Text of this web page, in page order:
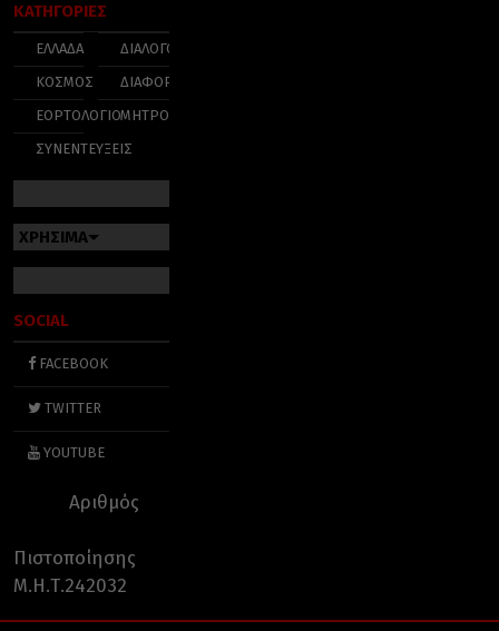
ΚΑΤΗΓΟΡΙΕΣ
ΕΛΛΑΔΑ
ΚΟΣΜΟΣ
ΕΟΡΤΟΛΟΓΙΟ
ΣΥΝΕΝΤΕΥΞΕΙΣ
ΔΙΑΛΟΓΟΣ
ΔΙΑΦΟΡΑ
ΜΗΤΡΟΠΟΛΕΙΣ
ΧΡΗΣΙΜΑ
SOCIAL
FACEBOOK
TWITTER
YOUTUBE
Αριθμός
Πιστοποίησης
Μ.Η.Τ.242032